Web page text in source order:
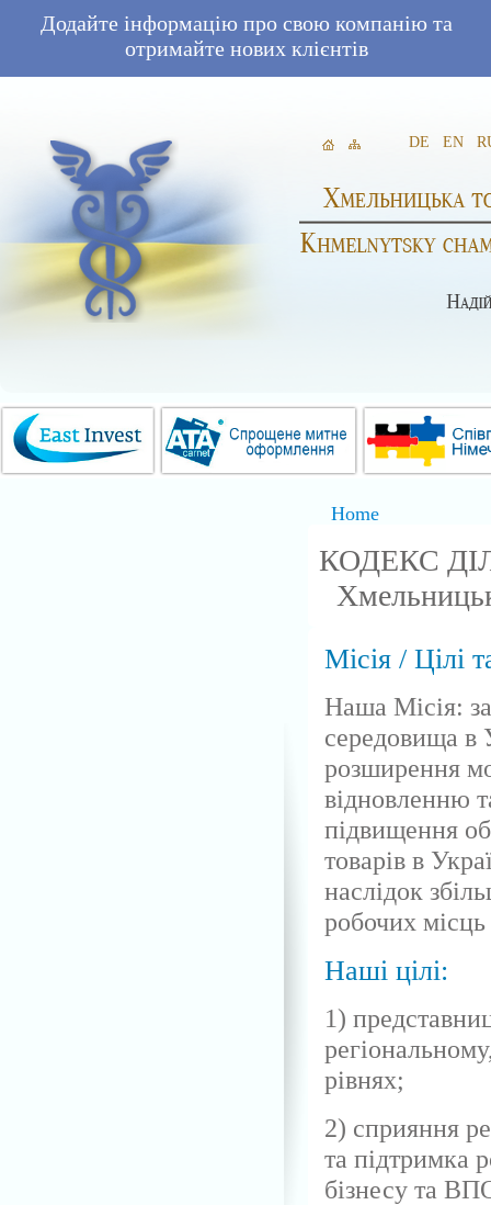
Додайте інформацію про свою компанію та
отримайте нових клієнтів
DE EN
Home
КОДЕКС
Місія / Цілі
Наша Місія:
середовища в
розширення
відновленню
підвищення
товарів в
наслідок
робочих
Наші цілі:
1)
рівнях;
2) сприяння
та підтримка
бізнесу та